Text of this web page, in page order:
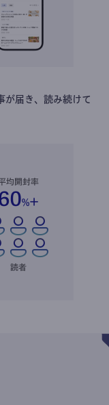
が届き、読み続けて